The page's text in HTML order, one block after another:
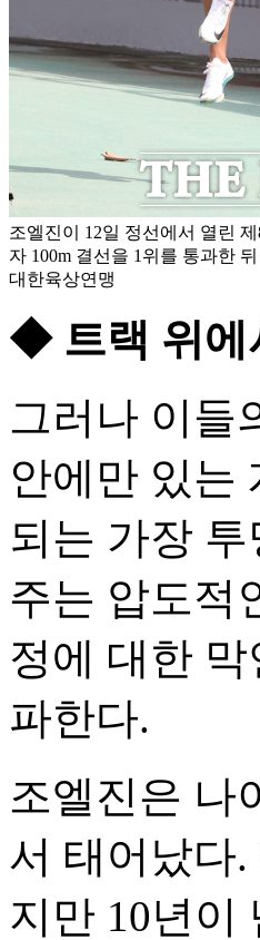
조엘진이 12일 정선에서 열린
자 100m 결선을 1위를 통과한
대한육상연맹
◆ 트랙 위에
그러나 이들
안에만 있는
되는 가장
주는 압도적
정에 대한
파한다.
조엘진은 나
서 태어났다
지만 10년이